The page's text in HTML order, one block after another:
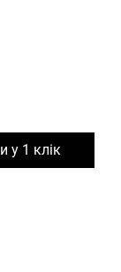
у 1 клік